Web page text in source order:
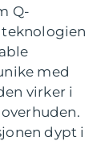
Q-
med
virker i
dypt i